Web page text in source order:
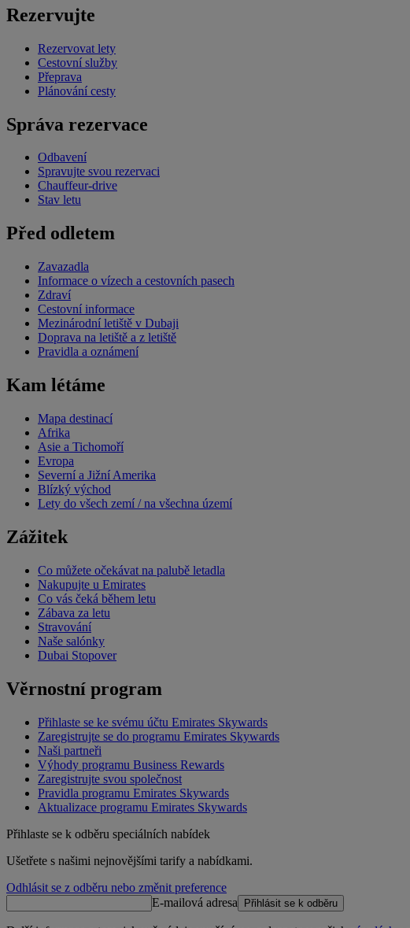
Rezervujte
Rezervovat lety
Cestovní služby
Přeprava
Plánování cesty
Správa rezervace
Odbavení
Spravujte svou rezervaci
Chauffeur-drive
Stav letu
Před odletem
Zavazadla
Informace o vízech a cestovních pasech
Zdraví
Cestovní informace
Mezinárodní letiště v Dubaji
Doprava na letiště a z letiště
Pravidla a oznámení
Kam létáme
Mapa destinací
Afrika
Asie a Tichomoří
Evropa
Severní a Jižní Amerika
Blízký východ
Lety do všech zemí / na všechna území
Zážitek
Co můžete očekávat na palubě letadla
Nakupujte u Emirates
Co vás čeká během letu
Zábava za letu
Stravování
Naše salónky
Dubai Stopover
Věrnostní program
Přihlaste se ke svému účtu Emirates Skywards
Zaregistrujte se do programu Emirates Skywards
Naši partneři
Výhody programu Business Rewards
Zaregistrujte svou společnost
Pravidla programu Emirates Skywards
Aktualizace programu Emirates Skywards
Přihlaste se k odběru speciálních nabídek
Ušetřete s našimi nejnovějšími tarify a nabídkami.
Odhlásit se z odběru nebo změnit preference
E-mailová adresa
Přihlásit se k odběru